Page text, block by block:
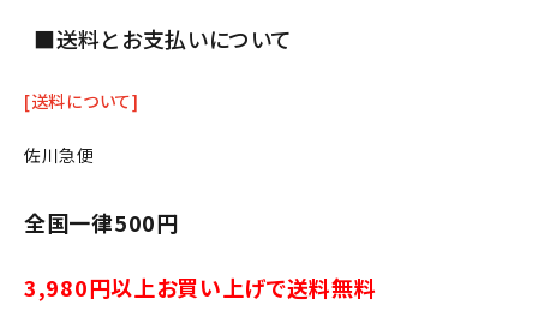
■送料とお支払いについて
[送料について]
佐川急便
全国一律500円
3,980円以上お買い上げで送料無料